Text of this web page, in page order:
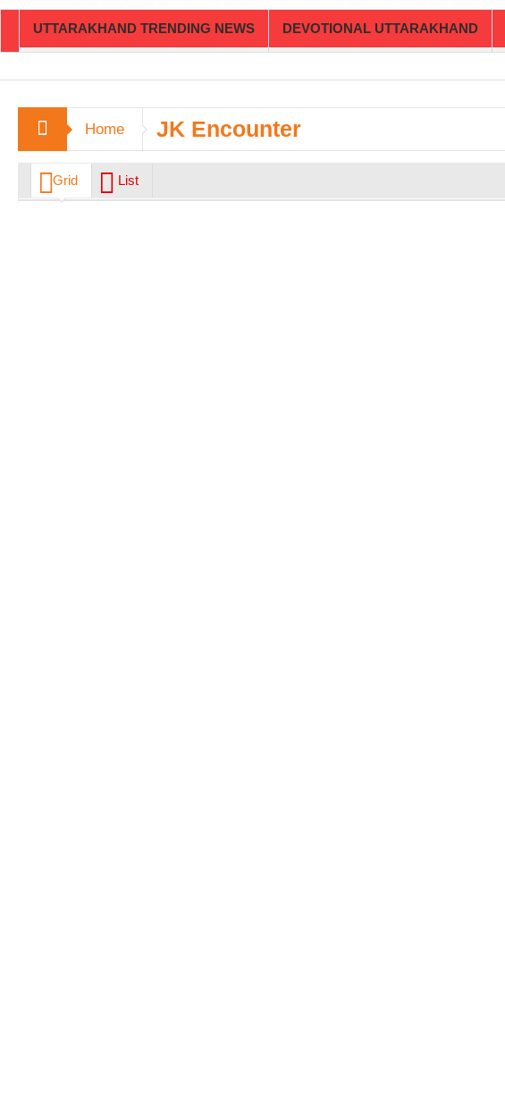
UTTARAKHAND TRENDING NEWS DEVOTIONAL UTTARAKHAND
Home JK Encounter
Grid List